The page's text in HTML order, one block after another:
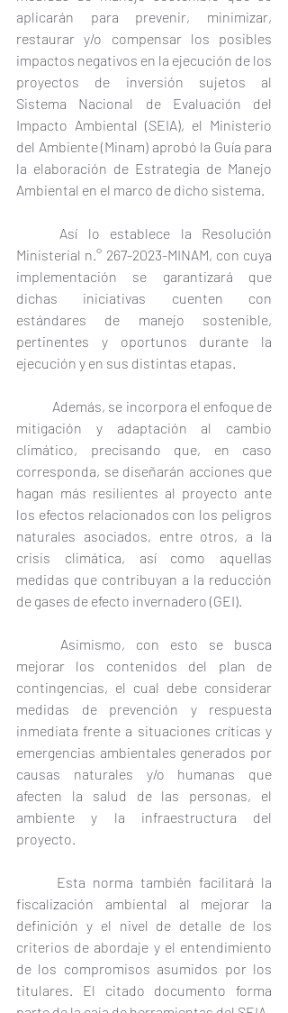
aplicarán para prevenir, minimizar,
restaurar y/o compensar los posibles
impactos negativos en la ejecución de los
proyectos de inversión sujetos al
Sistema Nacional de Evaluación del
Impacto Ambiental (SEIA), el Ministerio
del Ambiente (Minam) aprobó la Guía para
la elaboración de Estrategia de Manejo
Ambiental en el marco de dicho sistema.
Ministerial n.° 267-2023-MINAM, con cuya
implementación se garantizará que
dichas iniciativas cuenten con
estándares de manejo sostenible,
pertinentes y oportunos durante la
ejecución y en sus distintas etapas.
mitigación y adaptación al cambio
climático, precisando que, en caso
corresponda, se diseñarán acciones que
hagan más resilientes al proyecto ante
los efectos relacionados con los peligros
naturales asociados, entre otros, a la
crisis climática, así como aquellas
medidas que contribuyan a la reducción
de gases de efecto invernadero (GEI).
mejorar los contenidos del plan de
contingencias, el cual debe considerar
medidas de prevención y respuesta
inmediata frente a situaciones críticas y
emergencias ambientales generados por
causas naturales y/o humanas que
afecten la salud de las personas, el
ambiente y la infraestructura del
proyecto.
fiscalización ambiental al mejorar la
definición y el nivel de detalle de los
criterios de abordaje y el entendimiento
de los compromisos asumidos por los
titulares. El citado documento forma